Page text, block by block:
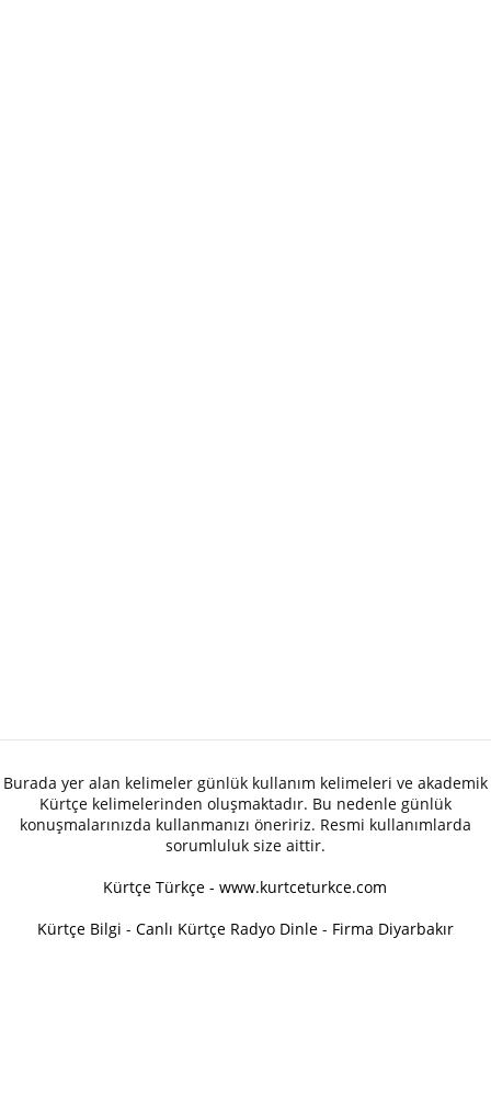
Burada yer alan kelimeler günlük kullanım kelimeleri ve akademik
Kürtçe kelimelerinden oluşmaktadır. Bu nedenle günlük
konuşmalarınızda kullanmanızı öneririz. Resmi kullanımlarda
sorumluluk size aittir.
Kürtçe Türkçe - www.kurtceturkce.com
Kürtçe Bilgi - Canlı Kürtçe Radyo Dinle - Firma Diyarbakır